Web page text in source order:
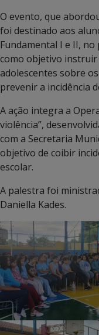
O evento, que
foi destinado aos
Fundamental I e II,
como objetivo instruir
adolescentes sobre
prevenir a incidência
A ação integra a
violência”,
com a Secretaria
objetivo de coibir
escolar.
A palestra foi
Daniella Kades.